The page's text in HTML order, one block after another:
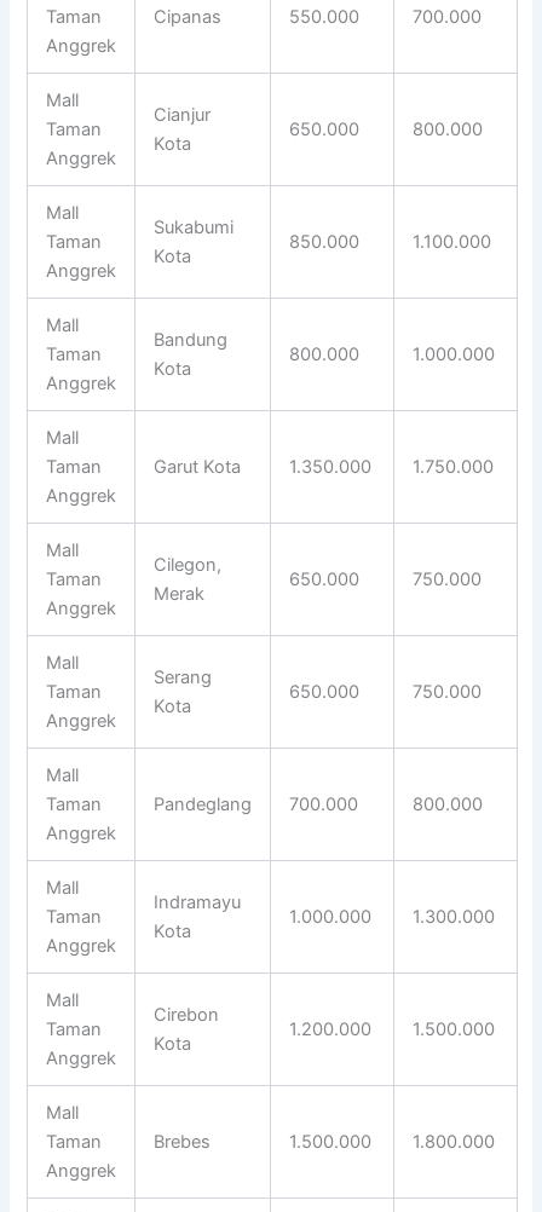
Taman
Anggrek
Cipanas 550.000 700.000
Mall
Taman
Anggrek
Cianjur
Kota
650.000 800.000
Mall
Taman
Anggrek
Sukabumi
Kota
850.000 1.100.000
Mall
Taman
Anggrek
Bandung
Kota
800.000 1.000.000
Mall
Taman
Anggrek
Garut Kota 1.350.000 1.750.000
Mall
Taman
Anggrek
Cilegon,
Merak
650.000 750.000
Mall
Taman
Anggrek
Serang
Kota
650.000 750.000
Mall
Taman
Anggrek
Pandeglang 700.000 800.000
Mall
Taman
Anggrek
Indramayu
Kota
1.000.000 1.300.000
Mall
Taman
Anggrek
Cirebon
Kota
1.200.000 1.500.000
Mall
Taman
Anggrek
Brebes 1.500.000 1.800.000